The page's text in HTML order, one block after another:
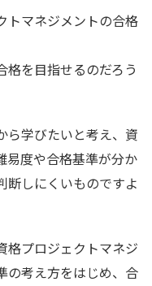
トマネジメントの合格
格を目指せるのだろう
ら学びたいと考え、資
易度や合格基準が分か
断しにくいものですよ
格プロジェクトマネジ
の考え方をはじめ、合